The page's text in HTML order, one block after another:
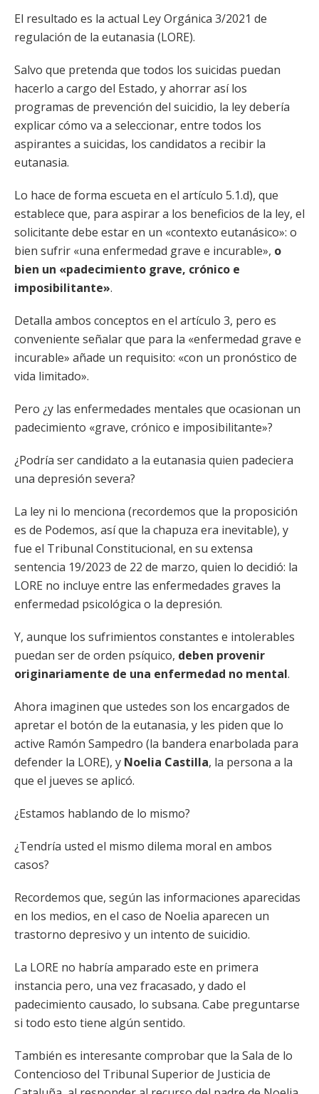
El resultado es la actual Ley Orgánica 3/2021 de
regulación de la eutanasia (LORE).
Salvo que pretenda que todos los suicidas puedan
hacerlo a cargo del Estado, y ahorrar así los
programas de prevención del suicidio, la ley debería
explicar cómo va a seleccionar, entre todos los
aspirantes a suicidas, los candidatos a recibir la
eutanasia.
Lo hace de forma escueta en el artículo 5.1.d), que
establece que, para aspirar a los beneficios de la ley, el
solicitante debe estar en un «contexto eutanásico»: o
bien sufrir «una enfermedad grave e incurable», o
bien un «padecimiento grave, crónico e
imposibilitante».
Detalla ambos conceptos en el artículo 3, pero es
conveniente señalar que para la «enfermedad grave e
incurable» añade un requisito: «con un pronóstico de
vida limitado».
Pero ¿y las enfermedades mentales que ocasionan un
padecimiento «grave, crónico e imposibilitante»?
¿Podría ser candidato a la eutanasia quien padeciera
una depresión severa?
La ley ni lo menciona (recordemos que la proposición
es de Podemos, así que la chapuza era inevitable), y
fue el Tribunal Constitucional, en su extensa
sentencia 19/2023 de 22 de marzo, quien lo decidió: la
LORE no incluye entre las enfermedades graves la
enfermedad psicológica o la depresión.
Y, aunque los sufrimientos constantes e intolerables
puedan ser de orden psíquico, deben provenir
originariamente de una enfermedad no mental.
Ahora imaginen que ustedes son los encargados de
apretar el botón de la eutanasia, y les piden que lo
active Ramón Sampedro (la bandera enarbolada para
defender la LORE), y Noelia Castilla, la persona a la
que el jueves se aplicó.
¿Estamos hablando de lo mismo?
¿Tendría usted el mismo dilema moral en ambos
casos?
Recordemos que, según las informaciones aparecidas
en los medios, en el caso de Noelia aparecen un
trastorno depresivo y un intento de suicidio.
La LORE no habría amparado este en primera
instancia pero, una vez fracasado, y dado el
padecimiento causado, lo subsana. Cabe preguntarse
si todo esto tiene algún sentido.
También es interesante comprobar que la Sala de lo
Contencioso del Tribunal Superior de Justicia de